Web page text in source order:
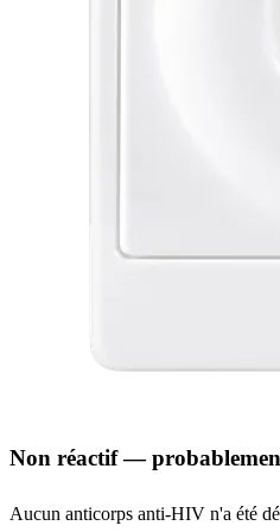
Non réactif —
Aucun anticorps anti-HIV n'a été